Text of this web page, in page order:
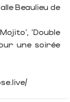
Beaulieu de
'Double
une soirée